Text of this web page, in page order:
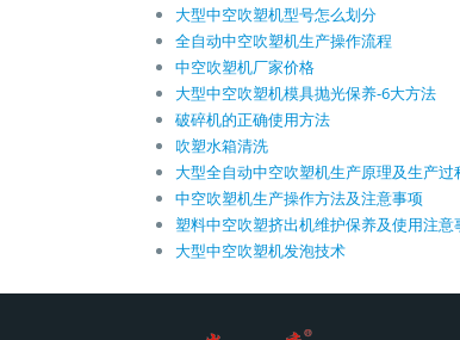
大型中空吹塑机型号怎么划分
全自动中空吹塑机生产操作流程
中空吹塑机厂家价格
大型中空吹塑机模具抛光保养-6大方法
破碎机的正确使用方法
吹塑水箱清洗
大型全自动中空吹塑机生产原理及生产过
中空吹塑机生产操作方法及注意事项
塑料中空吹塑挤出机维护保养及使用注意
大型中空吹塑机发泡技术